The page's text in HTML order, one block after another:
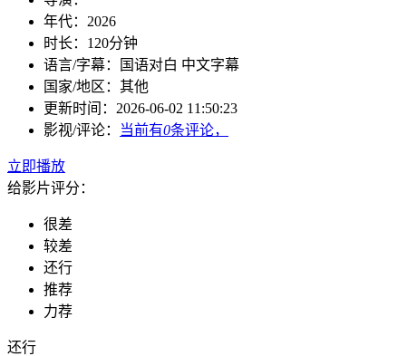
年代： 2026
时长： 120分钟
语言/字幕：
国语对白 中文字幕
国家/地区： 其他
更新时间： 2026-06-02 11:50:23
影视/评论：
当前有0条评论，
立即播放
给影片评分：
很差
较差
还行
推荐
力荐
还行